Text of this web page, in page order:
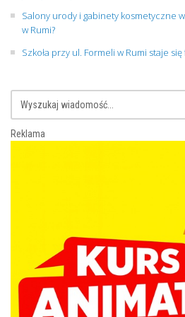
Salony urody i gabinety kosmetyczne
w Rumi?
Szkoła przy ul. Formeli w Rumi staje
Reklama